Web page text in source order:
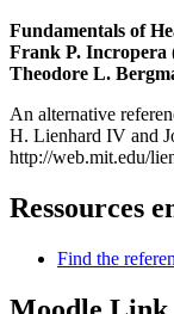
Fundamentals of
Frank P. Incropera
Theodore L.
An alternative
H. Lienhard IV and
http://web.mit.edu/
Ressources
Find the